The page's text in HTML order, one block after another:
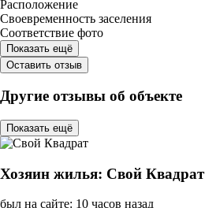
Расположение
Своевременность заселения
Соответствие фото
Показать ещё
Оставить отзыв
Другие отзывы об объекте
Показать ещё
Хозяин жилья: Свой Квадрат
был на сайте: 10 часов назад